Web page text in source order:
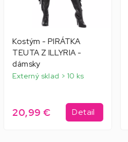
Kostým - PIRÁTKA
TEUTA Z ILLYRIA -
dámsky
Externý sklad > 10 ks
20,99 € Detail